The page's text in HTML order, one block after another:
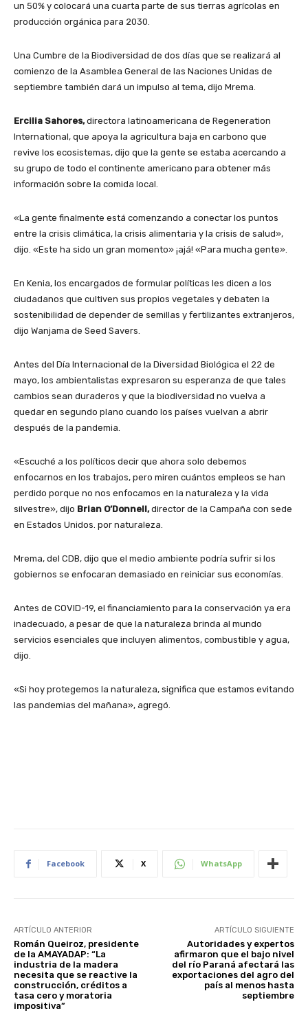
un 50% y colocará una cuarta parte de sus tierras agrícolas en
producción orgánica para 2030.
Una Cumbre de la Biodiversidad de dos días que se realizará al
comienzo de la Asamblea General de las Naciones Unidas de
septiembre también dará un impulso al tema, dijo Mrema.
Ercilia Sahores,directora latinoamericana de Regeneration
International, que apoya la agricultura baja en carbono que
revive los ecosistemas, dijo que la gente se estaba acercando a
su grupo de todo el continente americano para obtener más
información sobre la comida local.
«La gente finalmente está comenzando a conectar los puntos
entre la crisis climática, la crisis alimentaria y la crisis de salud»,
dijo. «Este ha sido un gran momento» ¡ajá! «Para mucha gente».
En Kenia, los encargados de formular políticas les dicen a los
ciudadanos que cultiven sus propios vegetales y debaten la
sostenibilidad de depender de semillas y fertilizantes extranjeros,
dijo Wanjama de Seed Savers.
Antes del Día Internacional de la Diversidad Biológica el 22 de
mayo, los ambientalistas expresaron su esperanza de que tales
cambios sean duraderos y que la biodiversidad no vuelva a
quedar en segundo plano cuando los países vuelvan a abrir
después de la pandemia.
«Escuché a los políticos decir que ahora solo debemos
enfocarnos en los trabajos, pero miren cuántos empleos se han
perdido porque no nos enfocamos en la naturaleza y la vida
silvestre», dijo Brian O’Donnell,director de la Campaña con sede
en Estados Unidos. por naturaleza.
Mrema, del CDB, dijo que el medio ambiente podría sufrir si los
gobiernos se enfocaran demasiado en reiniciar sus economías.
Antes de COVID-19, el financiamiento para la conservación ya era
inadecuado, a pesar de que la naturaleza brinda al mundo
servicios esenciales que incluyen alimentos, combustible y agua,
dijo.
«Si hoy protegemos la naturaleza, significa que estamos evitando
las pandemias del mañana», agregó.
Facebook X WhatsApp
ARTÍCULO ANTERIOR
Román Queiroz, presidente
de la AMAYADAP: “La
industria de la madera
necesita que se reactive la
construcción, créditos a
tasa cero y moratoria
impositiva”
ARTÍCULO SIGUIENTE
Autoridades y expertos
afirmaron que el bajo nivel
del río Paraná afectará las
exportaciones del agro del
país al menos hasta
septiembre